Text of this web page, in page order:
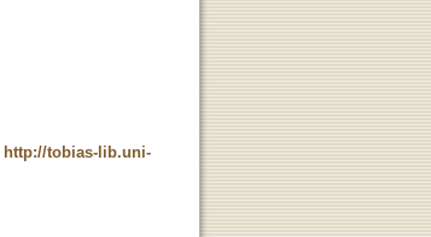
http://tobias-lib.uni-